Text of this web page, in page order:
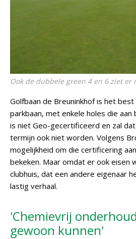
Ook de dubbele green 4 en 6 ziet er
Golfbaan de Breuninkhof is het
parkbaan, met enkele holes die aan
is niet Geo-gecertificeerd en zal
termijn ook niet worden. Volgens
mogelijkheid om die certificering
bekeken. Maar omdat er ook eisen
clubhuis, dat een andere eigenaar
lastig verhaal.
'Chemievrij
gewoon kunnen'